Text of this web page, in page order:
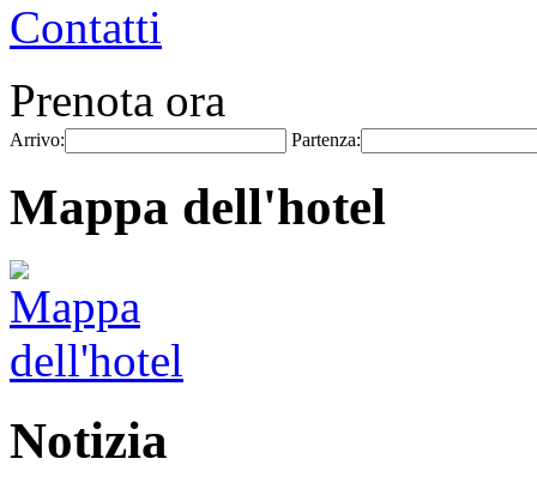
Contatti
Prenota ora
Arrivo: Partenza:
Mappa dell'hotel
Notizia